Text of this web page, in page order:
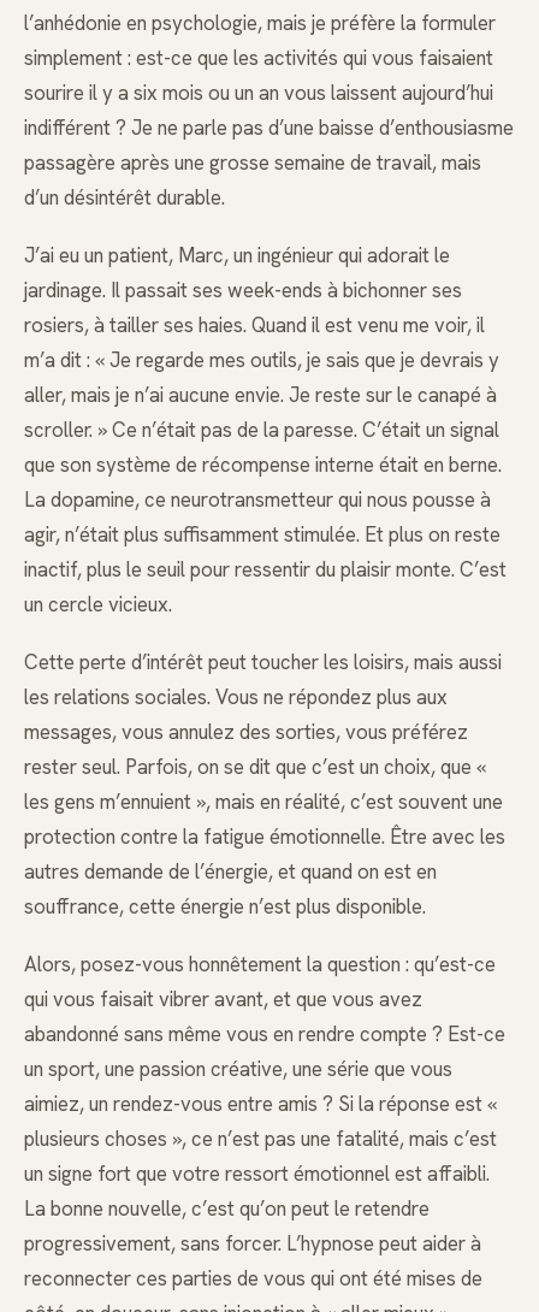
l’anhédonie en psychologie, mais je préfère la formuler
simplement : est-ce que les activités qui vous faisaient
sourire il y a six mois ou un an vous laissent aujourd’hui
indifférent ? Je ne parle pas d’une baisse d’enthousiasme
passagère après une grosse semaine de travail, mais
d’un désintérêt durable.
J’ai eu un patient, Marc, un ingénieur qui adorait le
jardinage. Il passait ses week-ends à bichonner ses
rosiers, à tailler ses haies. Quand il est venu me voir, il
m’a dit : « Je regarde mes outils, je sais que je devrais y
aller, mais je n’ai aucune envie. Je reste sur le canapé à
scroller. » Ce n’était pas de la paresse. C’était un signal
que son système de récompense interne était en berne.
La dopamine, ce neurotransmetteur qui nous pousse à
agir, n’était plus suffisamment stimulée. Et plus on reste
inactif, plus le seuil pour ressentir du plaisir monte. C’est
un cercle vicieux.
Cette perte d’intérêt peut toucher les loisirs, mais aussi
les relations sociales. Vous ne répondez plus aux
messages, vous annulez des sorties, vous préférez
rester seul. Parfois, on se dit que c’est un choix, que «
les gens m’ennuient », mais en réalité, c’est souvent une
protection contre la fatigue émotionnelle. Être avec les
autres demande de l’énergie, et quand on est en
souffrance, cette énergie n’est plus disponible.
Alors, posez-vous honnêtement la question : qu’est-ce
qui vous faisait vibrer avant, et que vous avez
abandonné sans même vous en rendre compte ? Est-ce
un sport, une passion créative, une série que vous
aimiez, un rendez-vous entre amis ? Si la réponse est «
plusieurs choses », ce n’est pas une fatalité, mais c’est
un signe fort que votre ressort émotionnel est affaibli.
La bonne nouvelle, c’est qu’on peut le retendre
progressivement, sans forcer. L’hypnose peut aider à
reconnecter ces parties de vous qui ont été mises de